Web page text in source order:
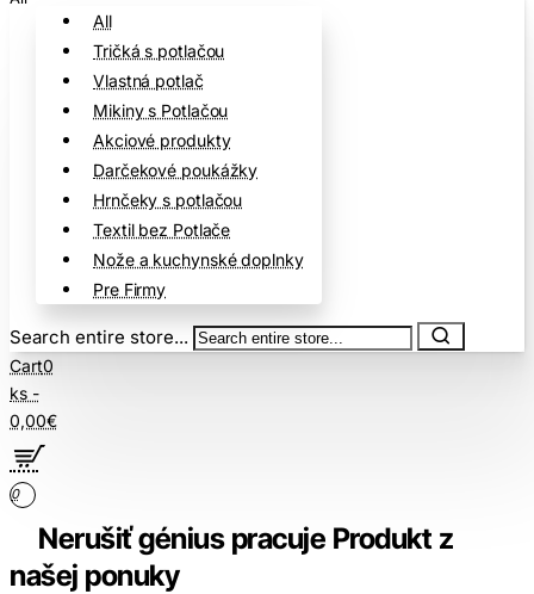
All
Tričká s potlačou
Vlastná potlač
Mikiny s Potlačou
Akciové produkty
Darčekové poukážky
Hrnčeky s potlačou
Textil bez Potlače
Nože a kuchynské doplnky
Pre Firmy
Search entire store...
Cart0
ks -
0,00€
0
Nerušiť génius pracuje Produkt z
našej ponuky